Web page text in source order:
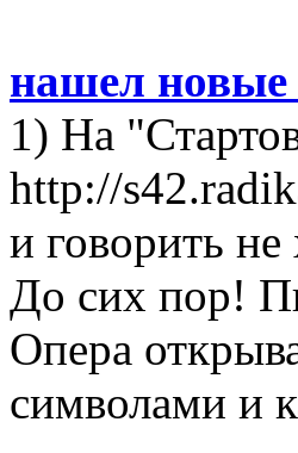
нашел новые
1) На
http://
и говорить
До сих пор!
Опера
символами и